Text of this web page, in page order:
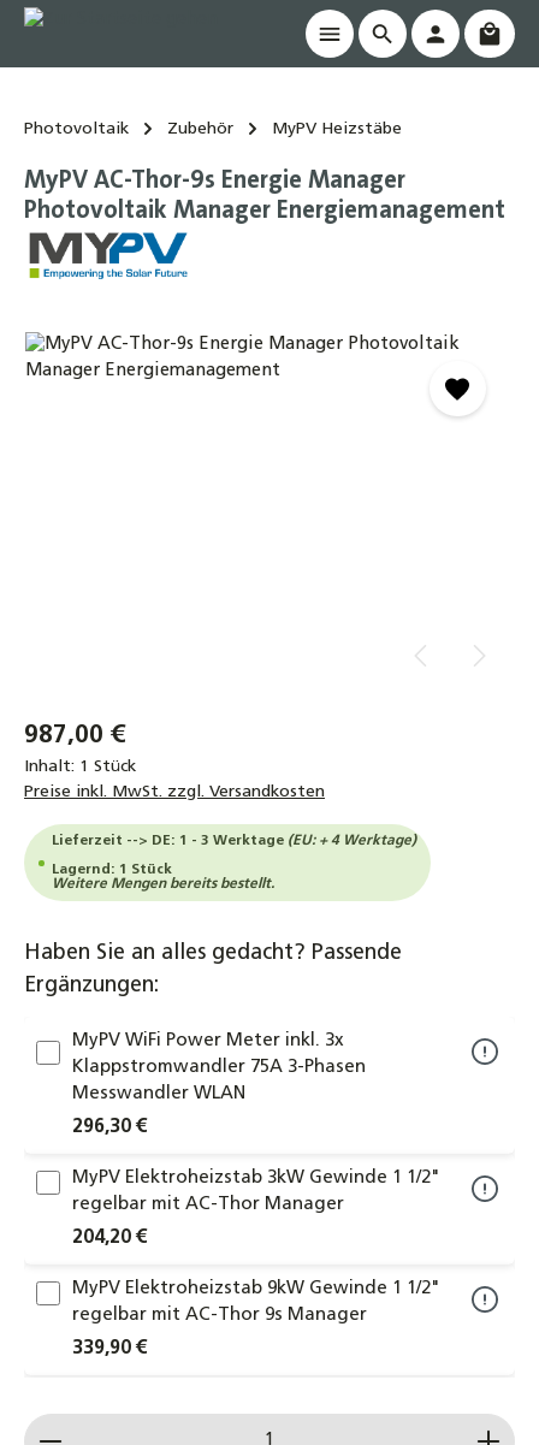
springen
Photovoltaik Zubehör MyPV Heizstäbe
MyPV AC-Thor-9s Energie Manager
Photovoltaik Manager Energiemanagement
Bildergalerie überspringen
987,00 €
Inhalt: 1 Stück
Preise inkl. MwSt. zzgl. Versandkosten
Lieferzeit --> DE: 1 - 3 Werktage (EU: + 4 Werktage)
Lagernd: 1 Stück
Weitere Mengen bereits bestellt.
Haben Sie an alles gedacht? Passende
Ergänzungen:
MyPV WiFi Power Meter inkl. 3x
Klappstromwandler 75A 3-Phasen
Messwandler WLAN
296,30 €
MyPV Elektroheizstab 3kW Gewinde 1 1/2"
regelbar mit AC-Thor Manager
204,20 €
MyPV Elektroheizstab 9kW Gewinde 1 1/2"
regelbar mit AC-Thor 9s Manager
339,90 €
Produkt Anzahl: Gib den gewünschten Wert ein